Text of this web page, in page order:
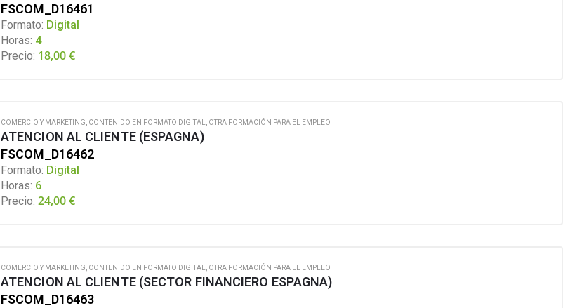
FSCOM_D16461
Formato: Digital
Horas: 4
Precio: 18,00€
COMERCIO Y MARKETING CONTENIDO EN FORMATO DIGITAL OTRA FORMACIÓN PARA EL EMPLEO
ATENCION AL CLIENTE (ESPAGNA)
FSCOM_D16462
Formato: Digital
Horas: 6
Precio: 24,00€
COMERCIO Y MARKETING CONTENIDO EN FORMATO DIGITAL OTRA FORMACIÓN PARA EL EMPLEO
ATENCION AL CLIENTE (SECTOR FINANCIERO ESPAGNA)
FSCOM_D16463